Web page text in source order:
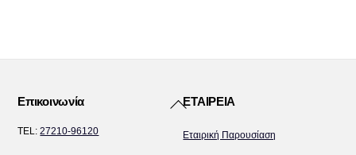
Back
Top
Επικοινωνία
TEL:27210-96120
ΕΤΑΙΡΕΙΑ
Εταιρική Παρουσίαση